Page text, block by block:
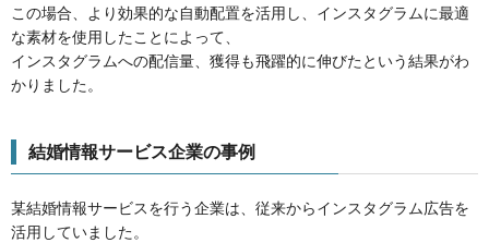
この場合、より効果的な自動配置を活用し、インスタグラムに最適
な素材を使用したことによって、
インスタグラムへの配信量、獲得も飛躍的に伸びたという結果がわ
かりました。
結婚情報サービス企業の事例
某結婚情報サービスを行う企業は、従来からインスタグラム広告を
活用していました。